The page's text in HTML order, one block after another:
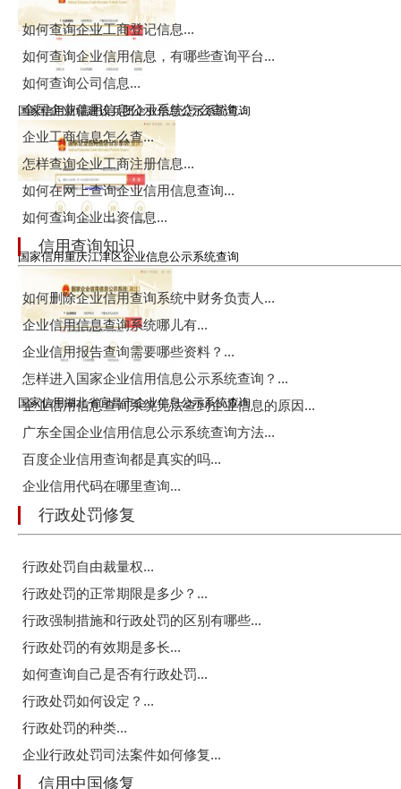
国家信用新疆建设兵团企业信息公示系统查询
国家信用重庆江津区企业信息公示系统查询
国家信用湖北省宜昌市企业信息公示系统查询
如何查询企业工商登记信息...
如何查询企业信用信息，有哪些查询平台...
如何查询公司信息...
全国企业信用信息公示系统怎么查询...
企业工商信息怎么查...
怎样查询企业工商注册信息...
如何在网上查询企业信用信息查询...
如何查询企业出资信息...
信用查询知识
如何删除企业信用查询系统中财务负责人...
企业信用信息查询系统哪儿有...
企业信用报告查询需要哪些资料？...
怎样进入国家企业信用信息公示系统查询？...
企业信用信息查询系统无法查到企业信息的原因...
广东全国企业信用信息公示系统查询方法...
百度企业信用查询都是真实的吗...
企业信用代码在哪里查询...
行政处罚修复
行政处罚自由裁量权...
行政处罚的正常期限是多少？...
行政强制措施和行政处罚的区别有哪些...
行政处罚的有效期是多长...
如何查询自己是否有行政处罚...
行政处罚如何设定？...
行政处罚的种类...
企业行政处罚司法案件如何修复...
信用中国修复